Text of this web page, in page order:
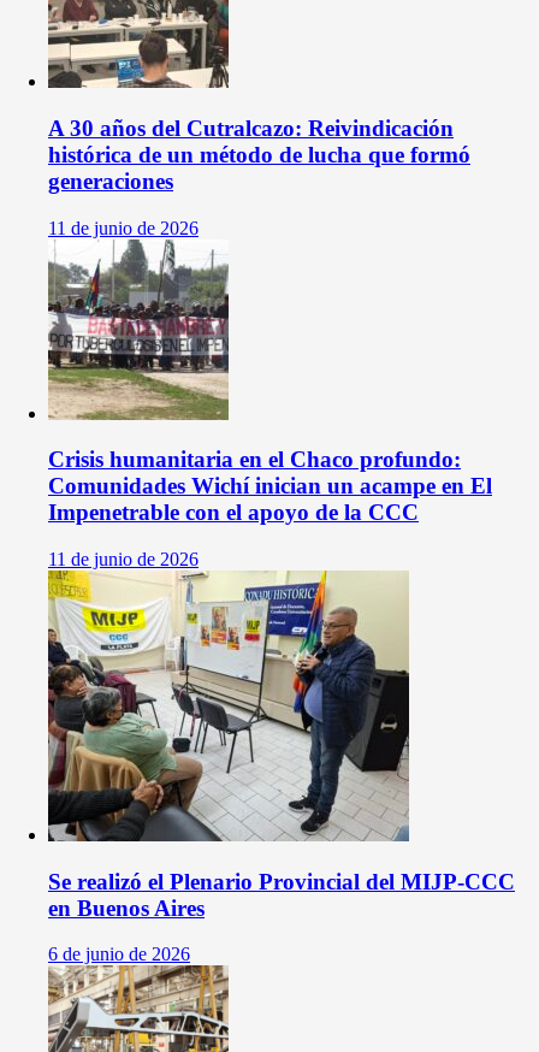
A 30 años del Cutralcazo: Reivindicación
histórica de un método de lucha que formó
generaciones
11 de junio de 2026
Crisis humanitaria en el Chaco profundo:
Comunidades Wichí inician un acampe en El
Impenetrable con el apoyo de la CCC
11 de junio de 2026
Se realizó el Plenario Provincial del MIJP-CCC
en Buenos Aires
6 de junio de 2026